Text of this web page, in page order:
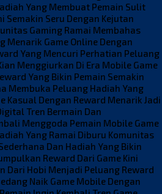
Yang Membuat Pemain Sulit
Semakin Seru Dengan Kejutan
Gaming Ramai Membahas
Menarik Game Online Dengan
Yang Mencuri Perhatian Peluang
Menggiurkan Di Era Mobile Game
Yang Bikin Pemain Semakin
Membuka Peluang Hadiah Yang
Kasual Dengan Reward Menarik Jadi
Tren Bermain Dan
Menggoda Pemain Mobile Game
Yang Ramai Diburu Komunitas
Dan Hadiah Yang Bikin
Reward Dari Game Kini
Dari Hobi Menjadi Peluang Reward
Naik Game Mobile Dengan